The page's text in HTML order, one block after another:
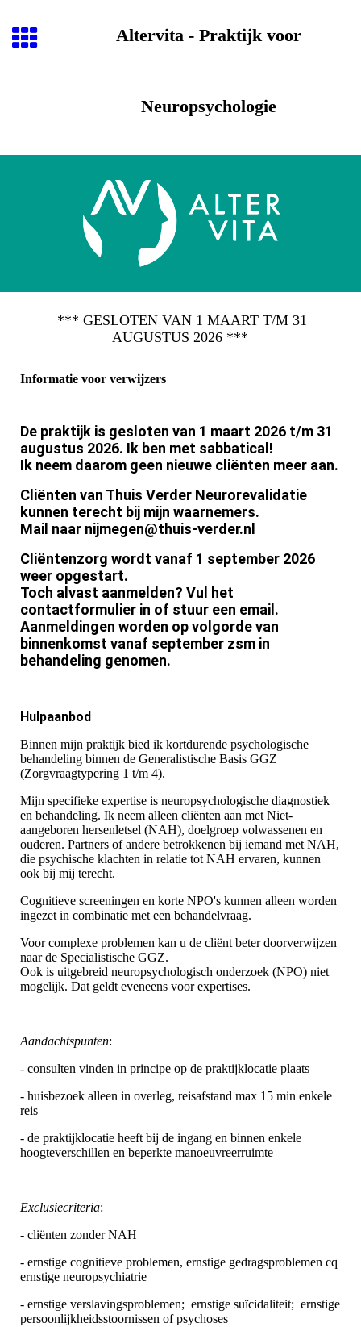
Altervita - Praktijk voor
Neuropsychologie
*** GESLOTEN VAN 1 MAART T/M 31
AUGUSTUS 2026 ***
Informatie voor verwijzers
De praktijk is gesloten van 1 maart 2026 t/m 31
augustus 2026. Ik ben met sabbatical!
Ik neem daarom geen nieuwe cliënten meer aan.
Cliënten van Thuis Verder Neurorevalidatie
kunnen terecht bij mijn waarnemers.
Mail naar nijmegen@thuis-verder.nl
Cliëntenzorg wordt vanaf 1 september 2026
weer opgestart.
Toch alvast aanmelden? Vul het
contactformulier in of stuur een email.
Aanmeldingen worden op volgorde van
binnenkomst vanaf september zsm in
behandeling genomen.
Hulpaanbod
Binnen mijn praktijk bied ik kortdurende psychologische
behandeling binnen de Generalistische Basis GGZ
(Zorgvraagtypering 1 t/m 4).
Mijn specifieke expertise is neuropsychologische diagnostiek
en behandeling. Ik neem alleen cliënten aan met Niet-
aangeboren hersenletsel (NAH), doelgroep volwassenen en
ouderen. Partners of andere betrokkenen bij iemand met NAH,
die psychische klachten in relatie tot NAH ervaren, kunnen
ook bij mij terecht.
Cognitieve screeningen en korte NPO's kunnen alleen worden
ingezet in combinatie met een behandelvraag.
Voor complexe problemen kan u de cliënt beter doorverwijzen
naar de Specialistische GGZ.
Ook is uitgebreid neuropsychologisch onderzoek (NPO) niet
mogelijk. Dat geldt eveneens voor expertises.
Aandachtspunten:
- consulten vinden in principe op de praktijklocatie plaats
- huisbezoek alleen in overleg, reisafstand max 15 min enkele
reis
- de praktijklocatie heeft bij de ingang en binnen enkele
hoogteverschillen en beperkte manoeuvreerruimte
Exclusiecriteria:
- cliënten zonder NAH
- ernstige cognitieve problemen, ernstige gedragsproblemen cq
ernstige neuropsychiatrie
- ernstige verslavingsproblemen; ernstige suïcidaliteit; ernstige
persoonlijkheidsstoornissen of psychoses